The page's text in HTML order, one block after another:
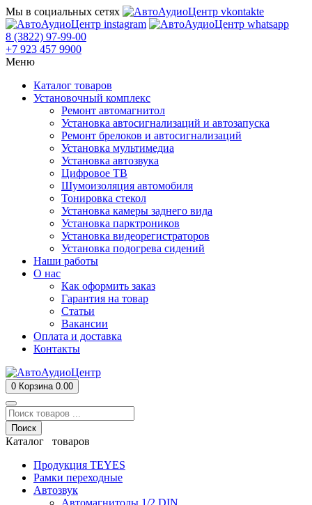
Мы в социальных сетях
8 (3822) 97-99-00
+7 923 457 9900
Меню
Каталог товаров
Установочный комплекс
Ремонт автомагнитол
Установка автосигнализаций и автозапуска
Ремонт брелоков и автосигнализаций
Установка мультимедиа
Установка автозвука
Цифровое ТВ
Шумоизоляция автомобиля
Тонировка стекол
Установка камеры заднего вида
Установка парктроников
Установка видеорегистраторов
Установка подогрева сидений
Наши работы
О нас
Как оформить заказ
Гарантия на товар
Статьи
Вакансии
Оплата и доставка
Контакты
0 Корзина 0.00
Поиск
Каталог товаров
Продукция TEYES
Рамки переходные
Автозвук
Автомагнитолы 1/2 DIN